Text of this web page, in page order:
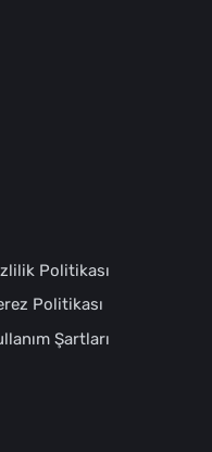
Politikası
Politikası
Şartları